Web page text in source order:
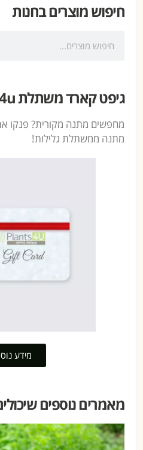
חיפוש מוצרים בחנות
גיפט קארד משתלת Plants4u
מחפשים מתנה מקורית? פנקו
מתנה ממשתלת גלילות!
מידע
מאמרים נוספים